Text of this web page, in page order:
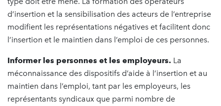
d’insertion et la sensibilisation des acteurs de l’entreprise
modifient les représentations négatives et facilitent donc
l’insertion et le maintien dans l’emploi de ces personnes.
Informer les personnes et les employeurs. La
méconnaissance des dispositifs d’aide à l’insertion et au
maintien dans l’emploi, tant par les employeurs, les
représentants syndicaux que parmi nombre de